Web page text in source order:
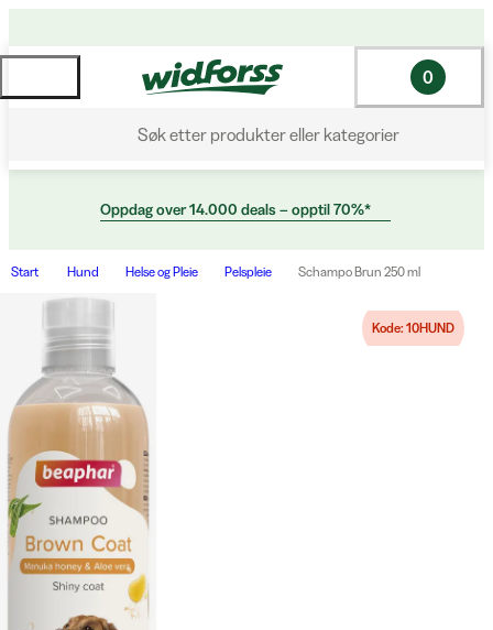
Søk etter produkter eller kategorier
0
Oppdag over 14.000 deals – opptil 70%*
Start Hund Helse og Pleie Pelspleie Schampo Brun 250 ml
Kode: 10HUND